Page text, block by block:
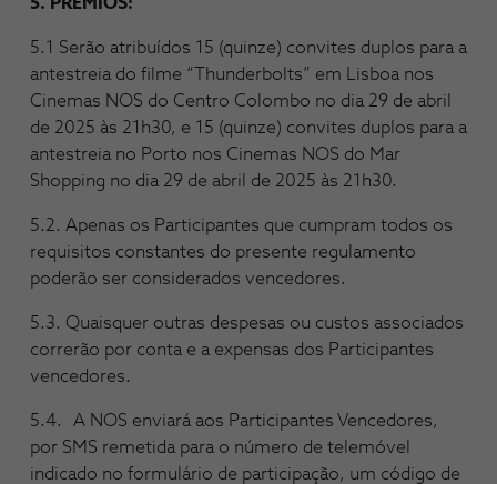
5.1 Serão atribuídos 15 (quinze) convites duplos para a
antestreia do filme “Thunderbolts” em Lisboa nos
Cinemas NOS do Centro Colombo no dia 29 de abril
de 2025 às 21h30, e 15 (quinze) convites duplos para a
antestreia no Porto nos Cinemas NOS do Mar
Shopping no dia 29 de abril de 2025 às 21h30.
5.2. Apenas os Participantes que cumpram todos os
requisitos constantes do presente regulamento
poderão ser considerados vencedores.
5.3. Quaisquer outras despesas ou custos associados
correrão por conta e a expensas dos Participantes
vencedores.
5.4. A NOS enviará aos Participantes Vencedores,
por SMS remetida para o número de telemóvel
indicado no formulário de participação, um código de